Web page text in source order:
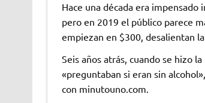
Hace una década era impensado
pero en 2019 el público parece
empiezan en $300, desalientan
Seis años atrás, cuando se hizo
«preguntaban si eran sin
con minutouno.com.